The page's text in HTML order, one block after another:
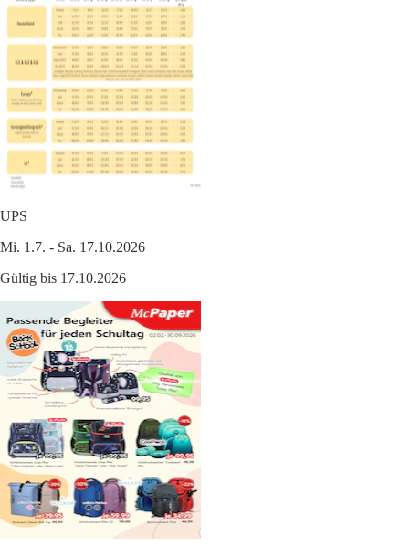
UPS
Mi. 1.7. - Sa. 17.10.2026
Gültig bis 17.10.2026